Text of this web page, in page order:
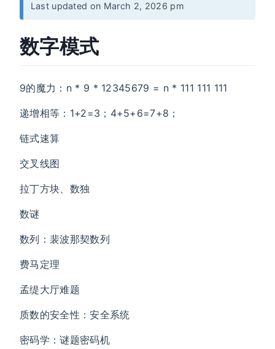
Last updated on March 2, 2026 pm
数字模式
9的魔力：n * 9 * 12345679 = n * 111 111 111
递增相等：1+2=3；4+5+6=7+8；
链式速算
交叉线图
拉丁方块、数独
数谜
数列：裴波那契数列
费马定理
孟缇大厅难题
质数的安全性：安全系统
密码学：谜题密码机